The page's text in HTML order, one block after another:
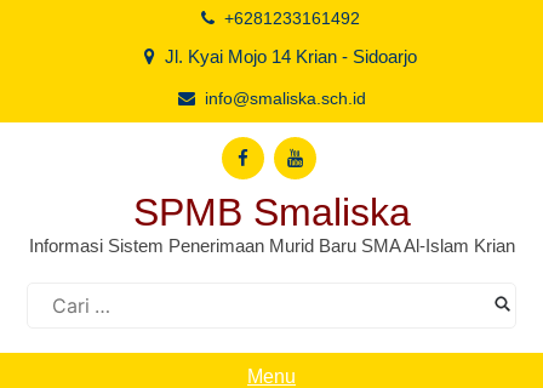
+6281233161492
Jl. Kyai Mojo 14 Krian - Sidoarjo
info@smaliska.sch.id
SPMB Smaliska
Informasi Sistem Penerimaan Murid Baru SMA Al-Islam Krian
Menu